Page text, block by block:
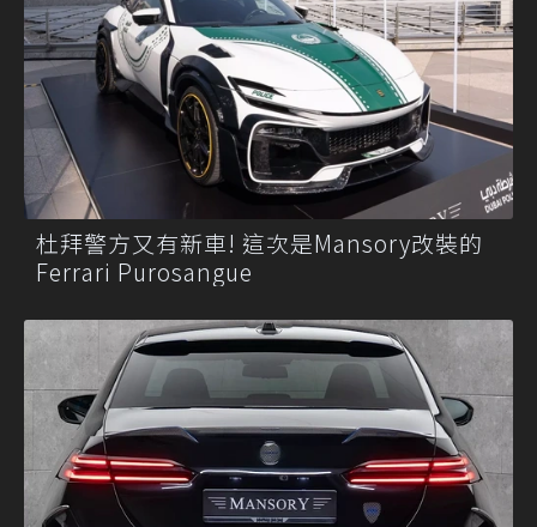
杜拜警方又有新車! 這次是Mansory改裝的
Ferrari Purosangue